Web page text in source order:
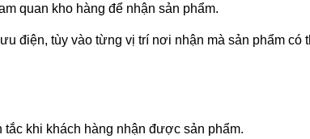
quan kho hàng để nhận sản phẩm.
điện, tùy vào từng vị trí nơi nhận mà sản phẩm có
khi khách hàng nhận được sản phẩm.